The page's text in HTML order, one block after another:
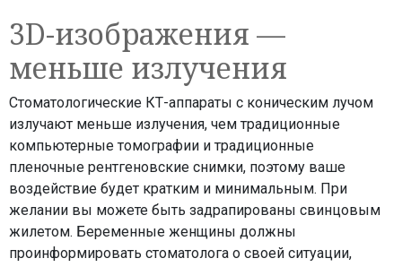
3D-изображения —
меньше излучения
Стоматологические КТ-аппараты с коническим лучом
излучают меньше излучения, чем традиционные
компьютерные томографии и традиционные
пленочные рентгеновские снимки, поэтому ваше
воздействие будет кратким и минимальным. При
желании вы можете быть задрапированы свинцовым
жилетом. Беременные женщины должны
проинформировать стоматолога о своей ситуации,